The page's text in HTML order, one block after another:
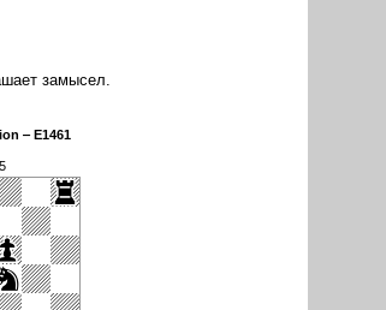
замысел.
‒ E1461